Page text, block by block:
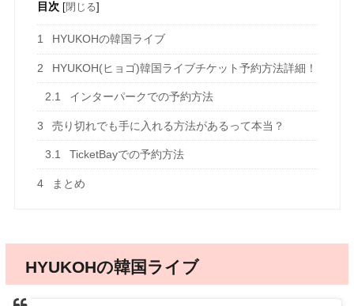
目次 [閉じる]
1 HYUKOHの韓国ライブ
2 HYUKOH(ヒョゴ)韓国ライブチケット予約方法詳細！
2.1 インターパークでの予約方法
3 売り切れでも手に入れる方法があるって本当？
3.1 TicketBayでの予約方法
4 まとめ
HYUKOHの韓国ライブ